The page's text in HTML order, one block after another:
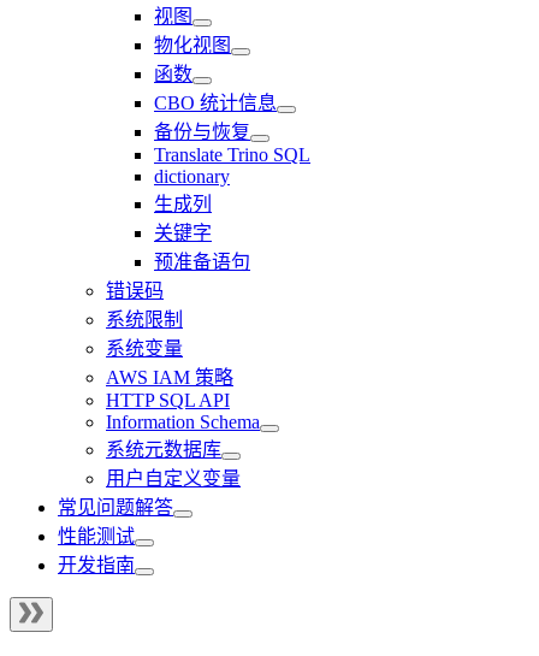
视图
物化视图
函数
CBO 统计信息
备份与恢复
Translate Trino SQL
dictionary
生成列
关键字
预准备语句
错误码
系统限制
系统变量
AWS IAM 策略
HTTP SQL API
Information Schema
系统元数据库
用户自定义变量
常见问题解答
性能测试
开发指南